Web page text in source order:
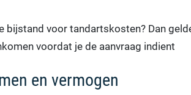
bijstand voor tandartskosten? Dan
voordat je de aanvraag indient
en vermogen